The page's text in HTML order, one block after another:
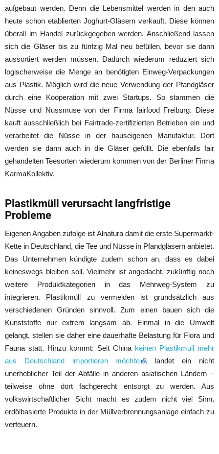
aufgebaut werden. Denn die Lebensmittel werden in den auch
heute schon etablierten Joghurt-Gläsern verkauft. Diese können
überall im Handel zurückgegeben werden. Anschließend lassen
sich die Gläser bis zu fünfzig Mal neu befüllen, bevor sie dann
aussortiert werden müssen. Dadurch wiederum reduziert sich
logischerweise die Menge an benötigten Einweg-Verpackungen
aus Plastik. Möglich wird die neue Verwendung der Pfandgläser
durch eine Kooperation mit zwei Startups. So stammen die
Nüsse und Nussmuse von der Firma fairfood Freiburg. Diese
kauft ausschließlich bei Fairtrade-zertifizierten Betrieben ein und
verarbeitet die Nüsse in der hauseigenen Manufaktur. Dort
werden sie dann auch in die Gläser gefüllt. Die ebenfalls fair
gehandelten Teesorten wiederum kommen von der Berliner Firma
KarmaKollektiv.
Plastikmüll verursacht langfristige
Probleme
Eigenen Angaben zufolge ist Alnatura damit die erste Supermarkt-
Kette in Deutschland, die Tee und Nüsse in Pfandgläsern anbietet.
Das Unternehmen kündigte zudem schon an, dass es dabei
keineswegs bleiben soll. Vielmehr ist angedacht, zukünftig noch
weitere Produktkategorien in das Mehrweg-System zu
integrieren. Plastikmüll zu vermeiden ist grundsätzlich aus
verschiedenen Gründen sinnvoll. Zum einen bauen sich die
Kunststoffe nur extrem langsam ab. Einmal in die Umwelt
gelangt, stellen sie daher eine dauerhafte Belastung für Flora und
Fauna statt. Hinzu kommt: Seit China keinen Plastikmüll mehr
aus Deutschland importieren möchte
, landet ein nicht
unerheblicher Teil der Abfälle in anderen asiatischen Ländern –
teilweise ohne dort fachgerecht entsorgt zu werden. Aus
volkswirtschaftlicher Sicht macht es zudem nicht viel Sinn,
erdölbasierte Produkte in der Müllverbrennungsanlage einfach zu
verfeuern.